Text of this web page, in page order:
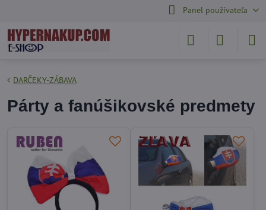
Panel používateľa
DARČEKY-ZÁBAVA
Párty a fanúšikovské predmety